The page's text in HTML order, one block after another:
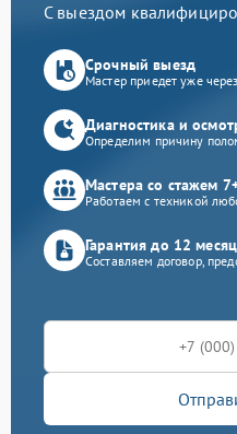
С выездом
Срочный выезд
Мастер приедет уже
Диагностика и
Определим причину
Мастера со стажем
Работаем с техникой
Гарантия до 12
Составляем договор,